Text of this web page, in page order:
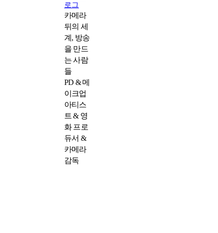
로그
카메라
뒤의 세
계, 방송
을 만드
는 사람
들
PD & 메
이크업
아티스
트 & 영
화 프로
듀서 &
카메라
감독